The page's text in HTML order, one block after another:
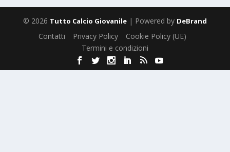
© 2026 Tutto Calcio Giovanile | Powered by DeBrand
Contatti Privacy Policy
Cookie Policy (UE)
Termini e condizioni